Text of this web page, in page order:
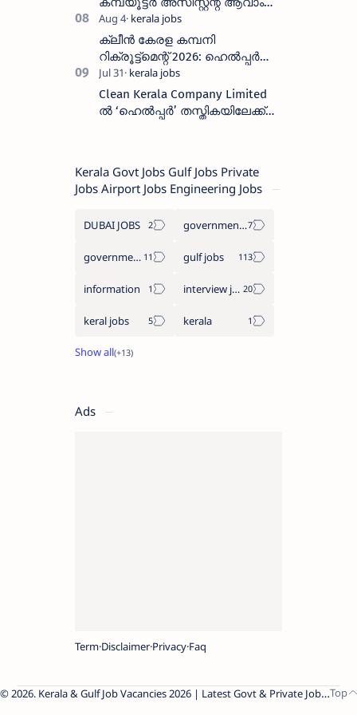
:അവസാന തീയതി: ഓഗസ്റ്റ് 5 ന്
ക്ലീൻ കേരള കമ്പനി
റിക്രൂട്ട്മെന്റ് 2026: ഹെൽപ്പർ
തസ്തികയിലേക്ക് ഓഗസ്റ്റ് 5-ന്
വാക്ക് ഇൻ ഇന്റർവ്യൂ
Clean Kerala Company Limited
ൽ ‘ഹെൽപ്പർ’ തസ്തികയിലേക്ക്
Kerala Govt Jobs Gulf Jobs Private
Jobs Airport Jobs Engineering Jobs
DUBAI JOBS government information
government jobs gulf jobs
information interview jobs
keral jobs kerala
Ads
Term Disclaimer Privacy Faq
2026. Kerala & Gulf Job Vacancies 2026 | Latest Govt & Private Jobs .